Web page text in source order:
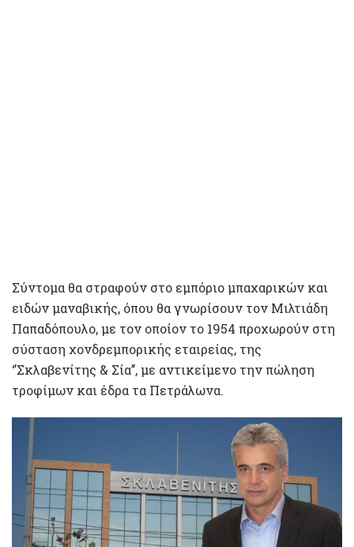
Σύντομα θα στραφούν στο εμπόριο μπαχαρικών και
ειδών μαναβικής, όπου θα γνωρίσουν τον Μιλτιάδη
Παπαδόπουλο, με τον οποίον το 1954 προχωρούν στη
σύσταση χονδρεμπορικής εταιρείας, της
‘’Σκλαβενίτης & Σία’’, με αντικείμενο την πώληση
τροφίμων και έδρα τα Πετράλωνα.